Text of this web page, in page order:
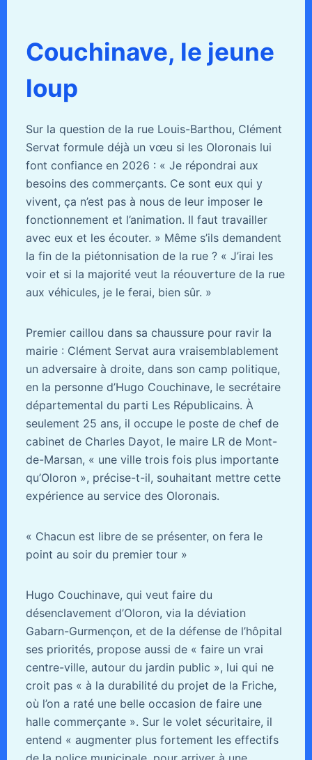
Couchinave, le jeune
loup
Sur la question de la rue Louis-Barthou, Clément
Servat formule déjà un vœu si les Oloronais lui
font confiance en 2026 : « Je répondrai aux
besoins des commerçants. Ce sont eux qui y
vivent, ça n’est pas à nous de leur imposer le
fonctionnement et l’animation. Il faut travailler
avec eux et les écouter. » Même s’ils demandent
la fin de la piétonnisation de la rue ? « J’irai les
voir et si la majorité veut la réouverture de la rue
aux véhicules, je le ferai, bien sûr. »
Premier caillou dans sa chaussure pour ravir la
mairie : Clément Servat aura vraisemblablement
un adversaire à droite, dans son camp politique,
en la personne d’Hugo Couchinave, le secrétaire
départemental du parti Les Républicains. À
seulement 25 ans, il occupe le poste de chef de
cabinet de Charles Dayot, le maire LR de Mont-
de-Marsan, « une ville trois fois plus importante
qu’Oloron », précise-t-il, souhaitant mettre cette
expérience au service des Oloronais.
« Chacun est libre de se présenter, on fera le
point au soir du premier tour »
Hugo Couchinave, qui veut faire du
désenclavement d’Oloron, via la déviation
Gabarn-Gurmençon, et de la défense de l’hôpital
ses priorités, propose aussi de « faire un vrai
centre-ville, autour du jardin public », lui qui ne
croit pas « à la durabilité du projet de la Friche,
où l’on a raté une belle occasion de faire une
halle commerçante ». Sur le volet sécuritaire, il
entend « augmenter plus fortement les effectifs